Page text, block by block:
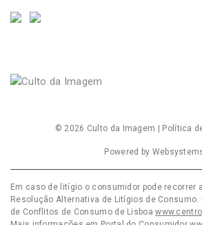
© 2026 Culto da Imagem Política
Powered by
Em caso de litígio o consumidor pode recorrer
Resolução Alternativa de Litígios de Consumo.
de Conflitos de Consumo de Lisboa